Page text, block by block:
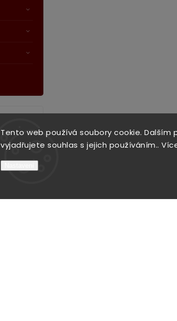
Tento web používá soubory cookie.
vyjadřujete souhlas s jejich používáním..
290Kč